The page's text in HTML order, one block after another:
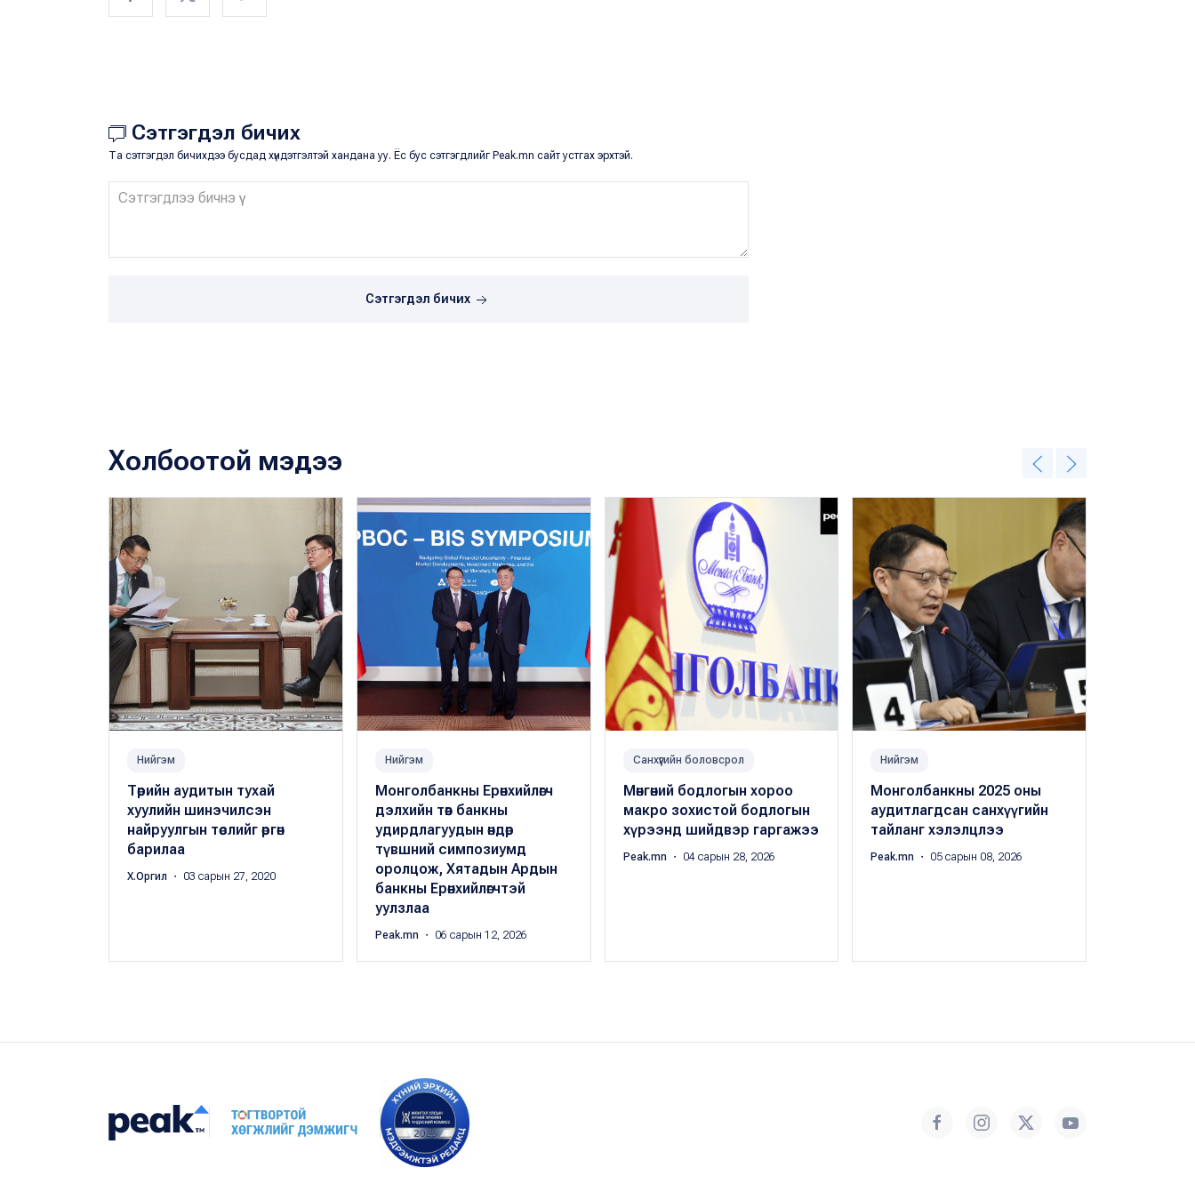
Сэтгэгдэл бичих
Та сэтгэгдэл бичихдээ бусдад хүндэтгэлтэй хандана уу. Ёс бус сэтгэгдлийг Peak.mn сайт устгах эрхтэй.
Сэтгэгдэл бичих
Холбоотой мэдээ
Нийгэм
Төрийн аудитын тухай
хуулийн шинэчилсэн
найруулгын төслийг өргөн
барилаа
Х.Оргил ・ 03 сарын 27, 2020
Нийгэм
Монголбанкны Ерөнхийлөгч
дэлхийн төв банкны
удирдлагуудын өндөр
түвшний симпозиумд
оролцож, Хятадын Ардын
банкны Ерөнхийлөгчтэй
уулзлаа
Peak.mn ・ 06 сарын 12, 2026
Санхүүгийн боловсрол
Мөнгөний бодлогын хороо
макро зохистой бодлогын
хүрээнд шийдвэр гаргажээ
Peak.mn ・ 04 сарын 28, 2026
Нийгэм
Монголбанкны 2025 оны
аудитлагдсан санхүүгийн
тайланг хэлэлцлээ
Peak.mn ・ 05 сарын 08, 2026